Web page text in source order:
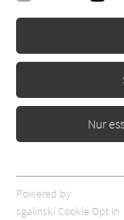
Nur
Essentielle Cookies
Webseite benötigt.
Powered by
sgalinski Cookie Opt In